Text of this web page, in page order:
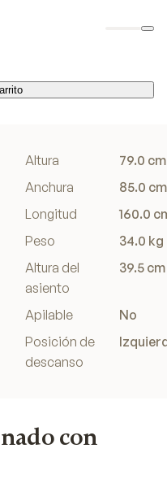
Altura
79.0 cm
Anchura
85.0 cm
Longitud
160.0
Peso
34.0 kg
Altura del
asiento
39.5 cm
Apilable
No
Posición de
descanso
con